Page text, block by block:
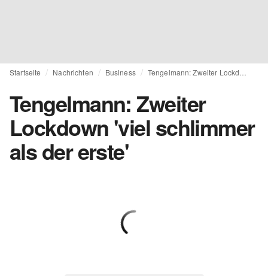
Startseite Nachrichten Business
Tengelmann: Zweiter
Lockdown 'viel schlimmer
als der erste'